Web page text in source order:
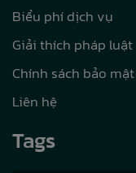
Biểu phí dịch vụ
Giải thích pháp luật
Chính sách bảo mật
Liên hệ
Tags